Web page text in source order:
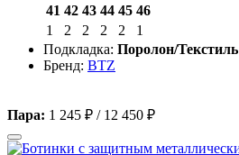
41 42 43 44 45 46
1
2 2 2 2
1
Подкладка: Поролон/Текстиль
Бренд: BTZ
Пара: 1 245 ₽ / 12 450 ₽